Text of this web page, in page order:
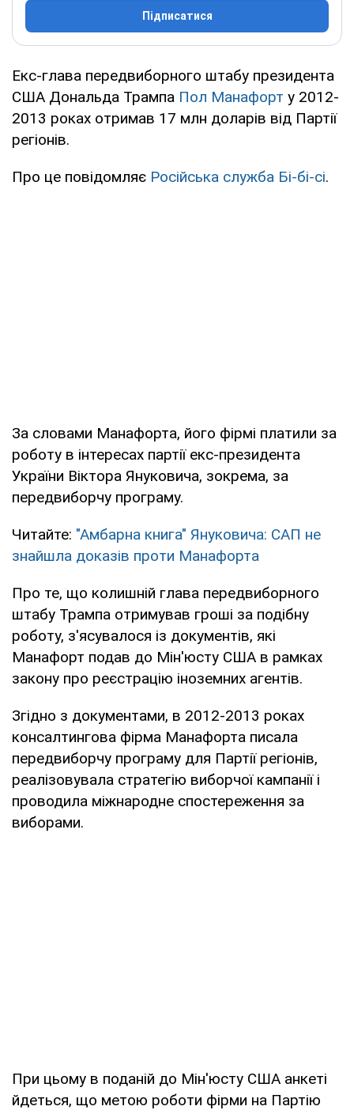
Підписатися
Екс-глава передвиборного штабу президента
США Дональда Трампа Пол Манафорт у 2012-
2013 роках отримав 17 млн доларів від Партії
регіонів.
Про це повідомляє Російська служба Бі-бі-сі.
За словами Манафорта, його фірмі платили за
роботу в інтересах партії екс-президента
України Віктора Януковича, зокрема, за
передвиборчу програму.
Читайте: "Амбарна книга" Януковича: САП не
знайшла доказів проти Манафорта
Про те, що колишній глава передвиборного
штабу Трампа отримував гроші за подібну
роботу, з'ясувалося із документів, які
Манафорт подав до Мін'юсту США в рамках
закону про реєстрацію іноземних агентів.
Згідно з документами, в 2012-2013 роках
консалтингова фірма Манафорта писала
передвиборчу програму для Партії регіонів,
реалізовувала стратегію виборчої кампанії і
проводила міжнародне спостереження за
виборами.
При цьому в поданій до Мін'юсту США анкеті
йдеться, що метою роботи фірми на Партію